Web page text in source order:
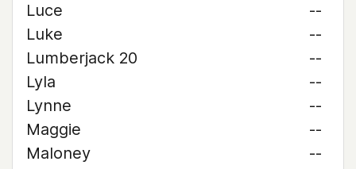
Luce
--
Luke
--
Lumberjack 20
--
Lyla
--
Lynne
--
Maggie
--
Maloney
--